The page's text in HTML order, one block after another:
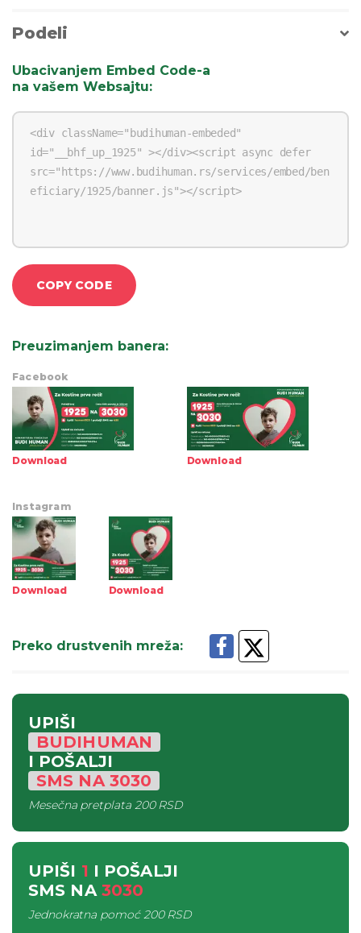
Podeli
Ubacivanjem Embed Code-a
na vašem Websajtu:
COPY CODE
Preuzimanjem banera:
Facebook
Download Download
Instagram
Download Download
Preko drustvenih mreža:
UPIŠI
BUDIHUMAN
I POŠALJI
SMS NA3030
Mesečna pretplata200 RSD
UPIŠI 1 I POŠALJI
SMS NA 3030
Jednokratna pomoć200 RSD